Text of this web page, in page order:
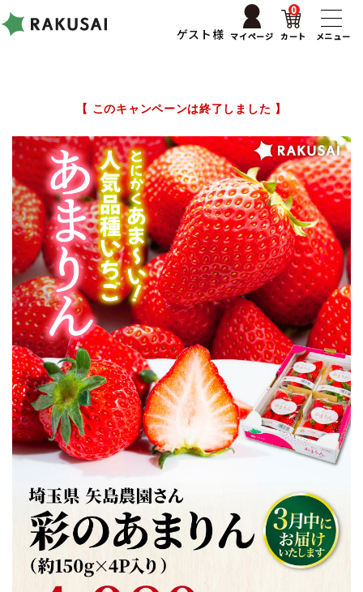
ゲスト様 マイページ カート
0
メニュー
【 このキャンペーンは終了しました 】